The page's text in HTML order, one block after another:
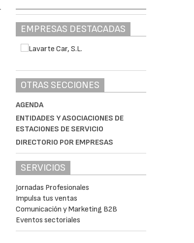
EMPRESAS DESTACADAS
OTRAS SECCIONES
AGENDA
ENTIDADES Y ASOCIACIONES DE
ESTACIONES DE SERVICIO
DIRECTORIO POR EMPRESAS
SERVICIOS
Jornadas Profesionales
Impulsa tus ventas
Comunicación y Marketing B2B
Eventos sectoriales